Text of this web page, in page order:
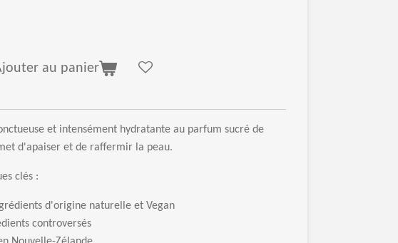
au panier
et intensément hydratante au parfum sucré de
d'apaiser et de raffermir la peau.
clés :
édients d'origine naturelle et Vegan
dients controversés